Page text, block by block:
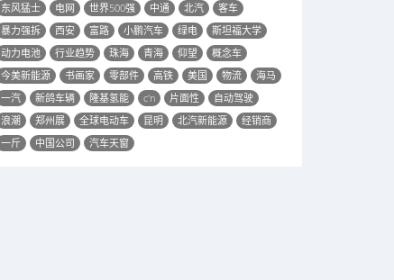
东风猛士 电网 世界500强 中通 北汽
客车
暴力强拆
西安 富路 小鹏汽车 绿电
斯坦福大学
动力电池
行业趋势 珠海 青海 仰望
概念车
今美新能源
书画家 零部件 高铁 美国 物流
海马
一汽
新鸽车辆 隆基氢能 c'n 片面性
自动驾驶
浪潮
郑州展 全球电动车 昆明 北汽新能源
经销商
一斤
中国公司 汽车天窗